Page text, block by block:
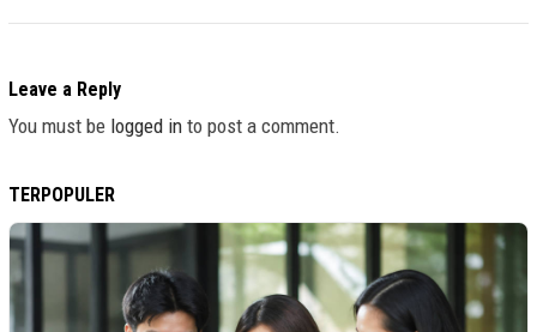
Leave a Reply
You must be logged in to post a comment.
TERPOPULER